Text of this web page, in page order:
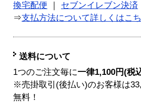
換宅配便
セブンイレブン決済
⇒支払方法について詳しくはこ
送料について
1つのご注文毎に一律1,100円(税
※売掛取引(後払い)のお客様は
無料！